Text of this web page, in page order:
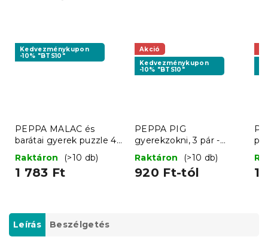
Kedvezménykupon
-10% "BTS10"
PEPPA MALAC és
barátai gyerek puzzle 4
az 1-ben, 19x29 cm
Raktáron (>10 db)
1 783 Ft
Akció
Kedvezménykupon
-10% "BTS10"
PEPPA PIG
gyerekzokni, 3 pár -
különböző méretben
Raktáron (>10 db)
920 Ft-tól 1
Leírás Beszélgetés